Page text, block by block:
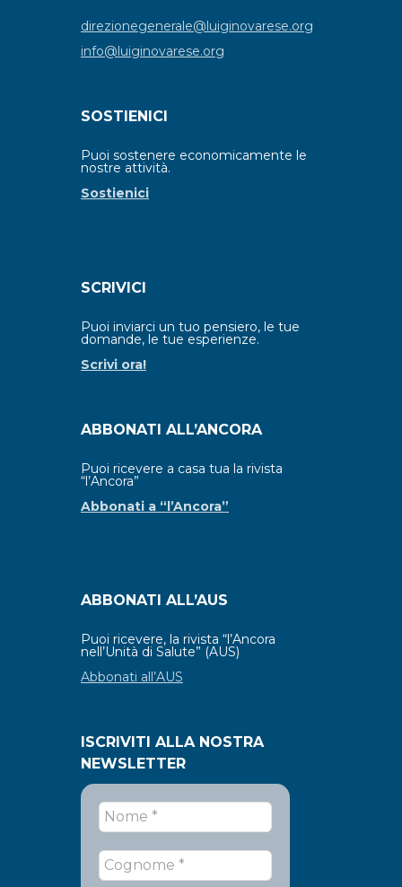
direzionegenerale@luiginovarese.org
info@luiginovarese.org
SOSTIENICI
Puoi sostenere economicamente le
nostre attività.
Sostienici
SCRIVICI
Puoi inviarci un tuo pensiero, le tue
domande, le tue esperienze.
Scrivi ora!
ABBONATI ALL’ANCORA
Puoi ricevere a casa tua la rivista
“l’Ancora”
Abbonati a “l’Ancora”
ABBONATI ALL’AUS
Puoi ricevere, la rivista “l’Ancora
nell’Unità di Salute” (AUS)
Abbonati all’AUS
ISCRIVITI ALLA NOSTRA
NEWSLETTER